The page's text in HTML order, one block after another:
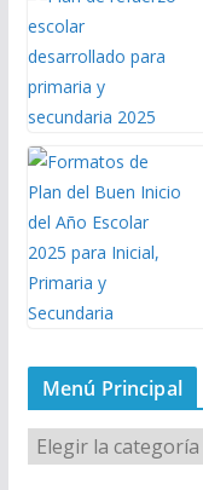
Menú Principal
M
e